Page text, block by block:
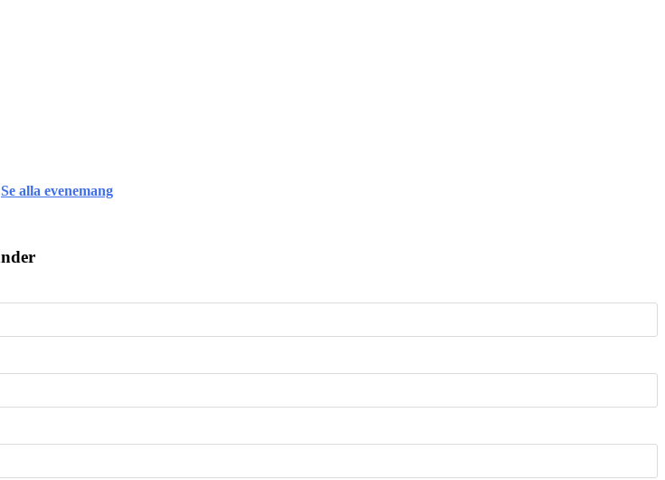
Se alla evenemang